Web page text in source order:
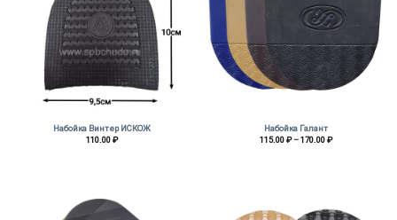
Набойка Винтер ИСКОЖ
110.00₽
Набойка Галант
115.00₽ – 170.00₽Диапазон